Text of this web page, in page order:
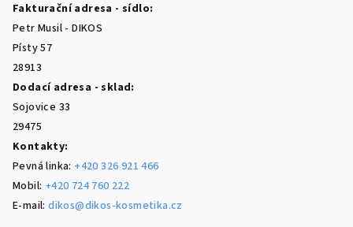
Fakturační adresa - sídlo:
Petr Musil - DIKOS
Písty 57
28913
Dodací adresa - sklad:
Sojovice 33
29475
Kontakty:
Pevná linka: +420 326 921 466
Mobil: +420 724 760 222
E-mail:dikos@dikos-kosmetika.cz